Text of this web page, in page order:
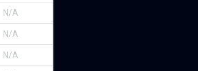
N/A
N/A
N/A